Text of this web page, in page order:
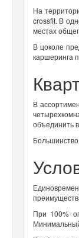
На
crossfit. В
местах
В цоколе
каршеринга
В
объединить
При 100%